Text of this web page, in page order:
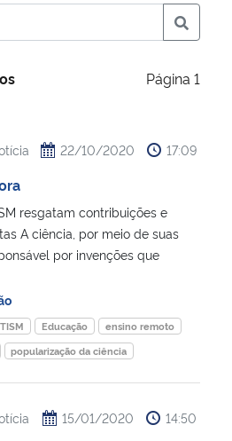
Página 1
22/10/2020 17:09
resgatam contribuições e
A ciência, por meio de suas
por invenções que
Educação
ensino remoto
popularização da ciência
15/01/2020 14:50